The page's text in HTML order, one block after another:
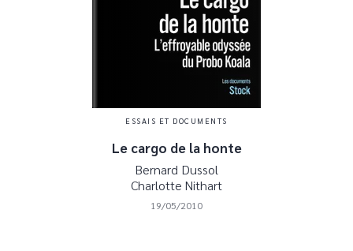
ESSAIS ET DOCUMENTS
Le cargo de la honte
Bernard Dussol
Charlotte Nithart
19/05/2010